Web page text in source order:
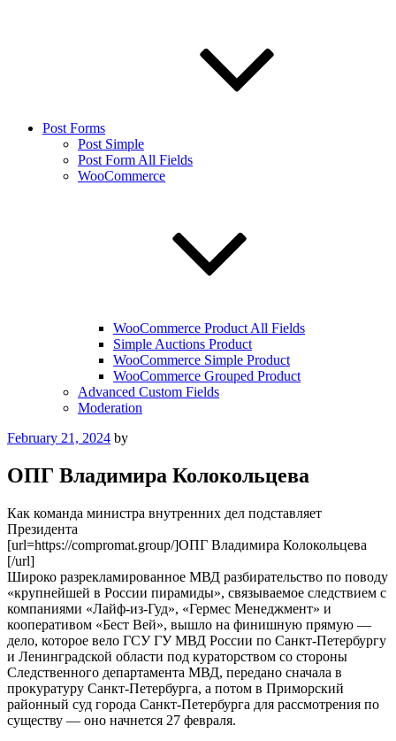
Post Forms
Post Simple
Post Form All Fields
WooCommerce
WooCommerce Product All Fields
Simple Auctions Product
WooCommerce Simple Product
WooCommerce Grouped Product
Advanced Custom Fields
Moderation
Posted
February 21, 2024 by
ОПГ Владимира Колокольцева
Как команда министра внутренних дел подставляет
Президента
[url=https://compromat.group/]ОПГ Владимира Колокольцева
[/url]
Широко разрекламированное МВД разбирательство по поводу
«крупнейшей в России пирамиды», связываемое следствием с
компаниями «Лайф-из-Гуд», «Гермес Менеджмент» и
кооперативом «Бест Вей», вышло на финишную прямую —
дело, которое вело ГСУ ГУ МВД России по Санкт-Петербургу
и Ленинградской области под кураторством со стороны
Следственного департамента МВД, передано сначала в
прокуратуру Санкт-Петербурга, а потом в Приморский
районный суд города Санкт-Петербурга для рассмотрения по
существу — оно начнется 27 февраля.